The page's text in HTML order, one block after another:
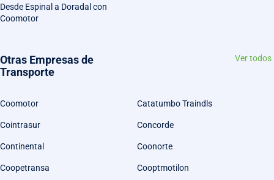
Desde Espinal a Doradal con
Coomotor
Otras Empresas de
Transporte
Ver todos
Coomotor Catatumbo Traindls
Cointrasur Concorde
Continental Coonorte
Coopetransa Cooptmotilon